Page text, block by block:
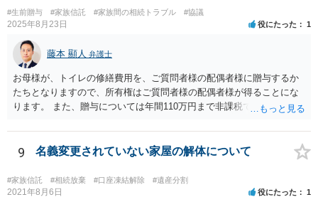
#生前贈与 #家族信託 #家族間の相続トラブル #協議
2025年8月23日 役にたった 1
藤本 顯人 弁護士
お母様が、トイレの修繕費用を、ご質問者様の配偶者様に贈与するか
たちとなりますので、所有権はご質問者様の配偶者様が得ることにな
ります。 また、贈与については年間110万円まで非課税であり、トイ
9 名義変更されていない家屋の解体について
#家族信託 #相続放棄 #口座凍結解除 #遺産分割
2021年8月6日 役にたった 1